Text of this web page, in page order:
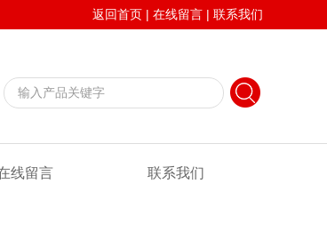
返回首页 | 在线留言 | 联系我们
线留言 联系我们